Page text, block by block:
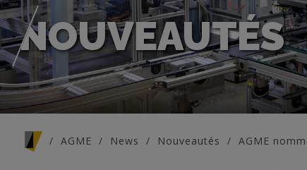
NOUVEAUTÉS
AGME News Nouveautés AGME